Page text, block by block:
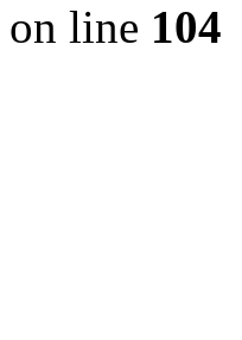
on line 104